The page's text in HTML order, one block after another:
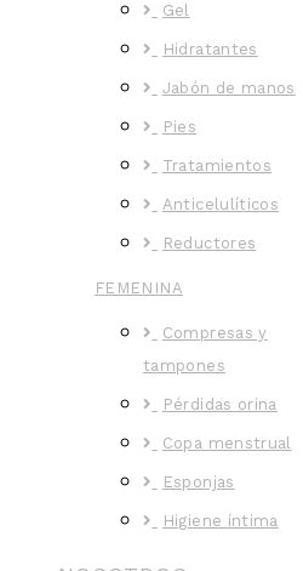
Gel
Hidratantes
Jabón de manos
Pies
Tratamientos
Anticelulíticos
Reductores
FEMENINA
Compresas y
tampones
Pérdidas orina
Copa menstrual
Esponjas
Higiene íntima